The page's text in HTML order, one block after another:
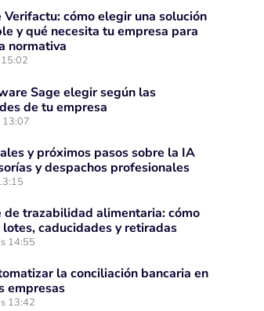
cómo elegir una solución
y qué necesita tu empresa para
normativa
Sage elegir según las
de tu empresa
13:07
y próximos pasos sobre la IA
y despachos profesionales
de trazabilidad alimentaria: cómo
caducidades y retiradas
14:55
la conciliación bancaria en
empresas
13:42